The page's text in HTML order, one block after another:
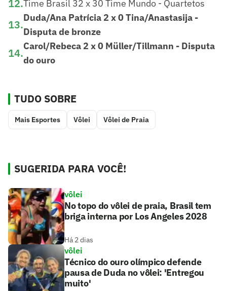
12.Time Brasil 32 x 30 Time Mundo - Quartetos
13.
Duda/Ana Patrícia 2 x 0 Tina/Anastasija -
Disputa de bronze
14.
Carol/Rebeca 2 x 0 Müller/Tillmann - Disputa
do ouro
TUDO SOBRE
Mais Esportes Vôlei Vôlei de Praia
SUGERIDA PARA VOCÊ!
vôlei
No topo do vôlei de praia, Brasil tem
briga interna por Los Angeles 2028
Há 2 dias
vôlei
Técnico do ouro olímpico defende
pausa de Duda no vôlei: 'Entregou
muito'